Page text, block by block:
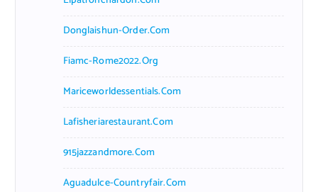
Donglaishun-Order.com
Fiamc-Rome2022.org
Mariceworldessentials.com
Lafisheriarestaurant.com
915jazzandmore.com
Aguadulce-Countryfair.com